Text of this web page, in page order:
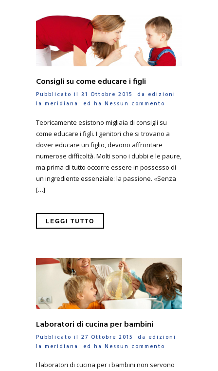
Consigli su come educare i figli
Pubblicato il 31 Ottobre 2015 da edizioni
la meridiana
ed ha Nessun commento
Teoricamente esistono migliaia di consigli su
come educare i figli. I genitori che si trovano a
dover educare un figlio, devono affrontare
numerose difficoltà. Molti sono i dubbi e le paure,
ma prima di tutto occorre essere in possesso di
un ingrediente essenziale: la passione. «Senza
[…]
LEGGI TUTTO
Laboratori di cucina per bambini
Pubblicato il 27 Ottobre 2015 da edizioni
la meridiana
ed ha Nessun commento
I laboratori di cucina per i bambini non servono